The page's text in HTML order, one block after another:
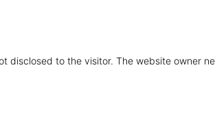
disclosed to the visitor. The website owner